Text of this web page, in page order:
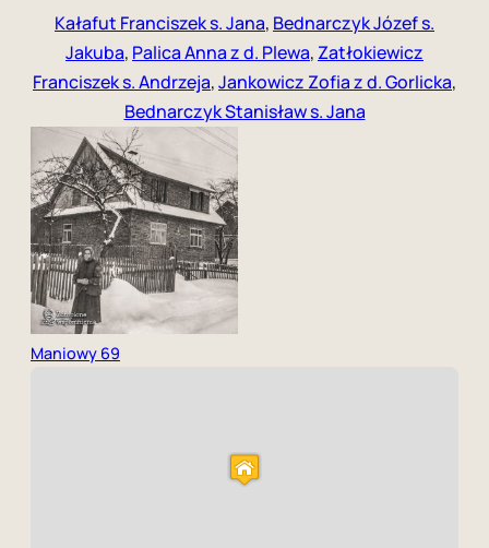
Kałafut Franciszek s. Jana, Bednarczyk Józef s.
Jakuba, Palica Anna z d. Plewa, Zatłokiewicz
Franciszek s. Andrzeja,Jankowicz Zofia z d. Gorlicka,
Bednarczyk Stanisław s. Jana
Maniowy 69